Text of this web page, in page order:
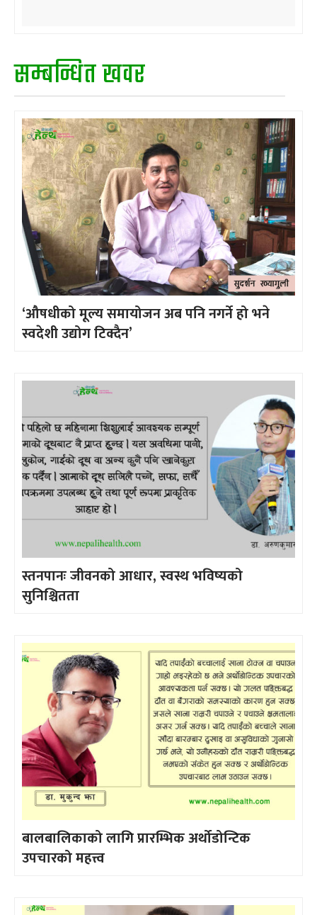
सम्बन्धित खवर
‘औषधीको मूल्य समायोजन अब पनि नगर्ने हो भने
स्वदेशी उद्योग टिक्दैन’
स्तनपानः जीवनको आधार, स्वस्थ भविष्यको
सुनिश्चितता
बालबालिकाको लागि प्रारम्भिक अर्थोडोन्टिक
उपचारको महत्त्व